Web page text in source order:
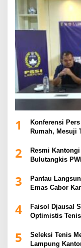
1
Konferensi
Rumah, Mesuji
2
Resmi
Bulutangkis
3
Pantau
Emas Cabor
4
Faisol Djausal
Optimistis
5
Seleksi Tenis
Lampung